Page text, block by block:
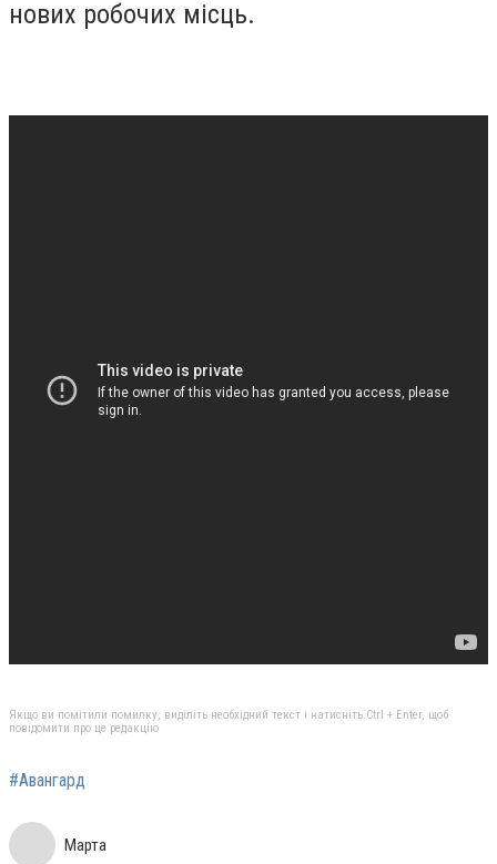
нових робочих місць.
Якщо ви помітили помилку, виділіть необхідний текст і натисніть Ctrl + Enter, щоб
повідомити про це редакцію
#Авангард
Марта